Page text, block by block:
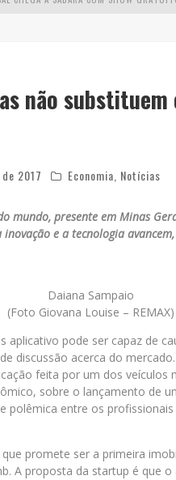
DO PAGODYANDO PARA BELO
não substituem
2017 Economia Notícias
mundo, presente em Minas
e a tecnologia
Daiana Sampaio
(Foto Giovana Louise – REMAX)
aplicativo pode ser capaz de
discussão acerca do
feita por um dos
sobre o lançamento de
polêmica entre os
promete ser a primeira
A proposta da startup é que